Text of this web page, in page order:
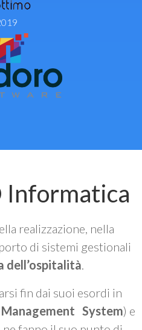
Informatica
realizzazione, nella
di sistemi gestionali
dell’ospitalità
fin dai suoi esordi in
System) e